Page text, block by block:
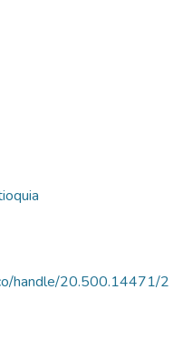
handle/20.500.14471/2